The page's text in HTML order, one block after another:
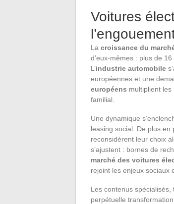
Voitures
La croissance du
d’eux-mêmes : plus de
L’industrie automobile
européennes et une
européens multiplient
familial.
Une dynamique
leasing social. De plus en
reconsidèrent leur choix
s’ajustent : bornes de
marché des voitures
rejoint les enjeux sociaux
Les contenus spécialisés,
perpétuelle